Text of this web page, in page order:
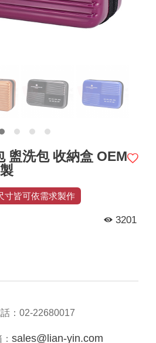
盥洗包 收納盒 OEM
寸皆可依需求製作
3201
： 02-22680017
sales@lian-yin.com